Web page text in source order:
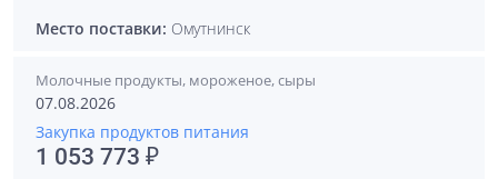
Место поставки: Омутнинск
Молочные продукты, мороженое, сыры
07.08.2026
Закупка продуктов питания
1 053 773 ₽